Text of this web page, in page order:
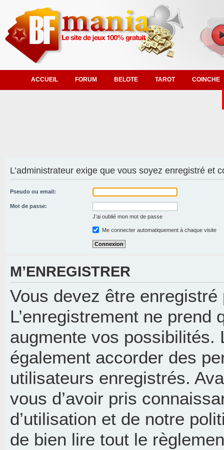
ACCUEIL FORUM BELOTE TAROT COINCHE
L’administrateur exige que vous soyez enregistré et
Pseudo ou email:
Mot de passe:
J’ai oublié mon mot de passe
Me connecter automatiquement à chaque visite
M’ENREGISTRER
Vous devez être
L’enregistrement ne prend
augmente vos possibilités.
également accorder des
utilisateurs enregistrés.
vous d’avoir pris
d’utilisation et de notre
de bien lire tout le